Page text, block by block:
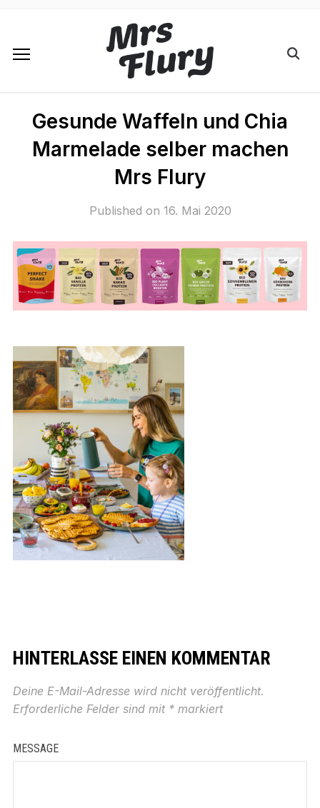
Gesunde Waffeln und Chia
Marmelade selber machen
Mrs Flury
Published on 16. Mai 2020
HINTERLASSE EINEN KOMMENTAR
Deine E-Mail-Adresse wird nicht veröffentlicht.
Erforderliche Felder sind mit *markiert
MESSAGE